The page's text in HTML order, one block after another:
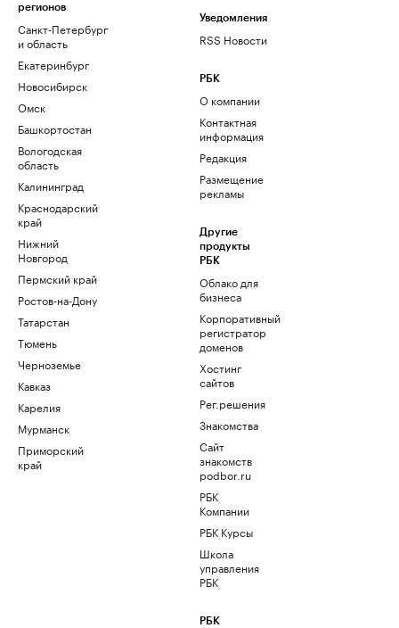
регионов
Санкт-Петербург
и область
Екатеринбург
Новосибирск
Омск
Башкортостан
Вологодская
область
Калининград
Краснодарский
край
Нижний
Новгород
Пермский край
Ростов-на-Дону
Татарстан
Тюмень
Черноземье
Кавказ
Карелия
Мурманск
Приморский
край
Уведомления
RSS Новости
РБК
О компании
Контактная
информация
Редакция
Размещение
рекламы
Другие
продукты
РБК
Облако для
бизнеса
Корпоративный
регистратор
доменов
Хостинг
сайтов
Рег.решения
Знакомства
Сайт
знакомств
podbor.ru
РБК
Компании
РБК Курсы
Школа
управления
РБК
РБК